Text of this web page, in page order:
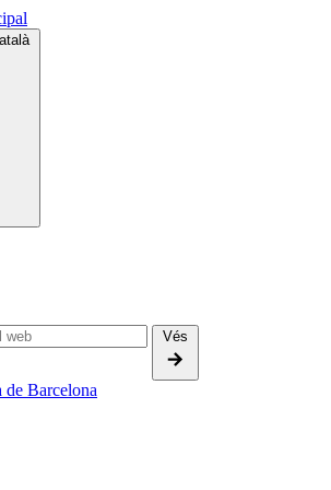
Vés
Barcelona